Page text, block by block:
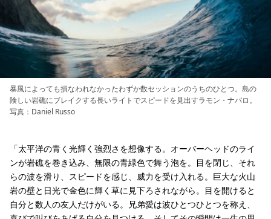
暴風によっても損なわれなかったわずか数セッションのうちのひとつ。島の
険しい岩礁にブレイクする長いライトでスピードを見出すラモン・ナバロ。
写真：Daniel Russo
「太平洋の青く光輝く強烈さを想像する。オーバーヘッドのライ
ンが岩礁を巻き込み、無限の青緑色で舞う泡を。目を閉じ、それ
らの波を滑り、スピードを感じ、威力を受け入れる。巨大な火山
岩の壁と日光で金色に輝く草に見下ろされながら。目を開けると
自分と数人の友人だけがいる。兄弟愛は波ひとつひとつを称え、